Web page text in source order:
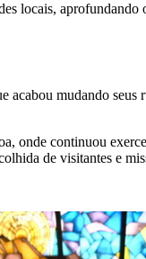
locais,
mudando
onde continuou
de visitantes e